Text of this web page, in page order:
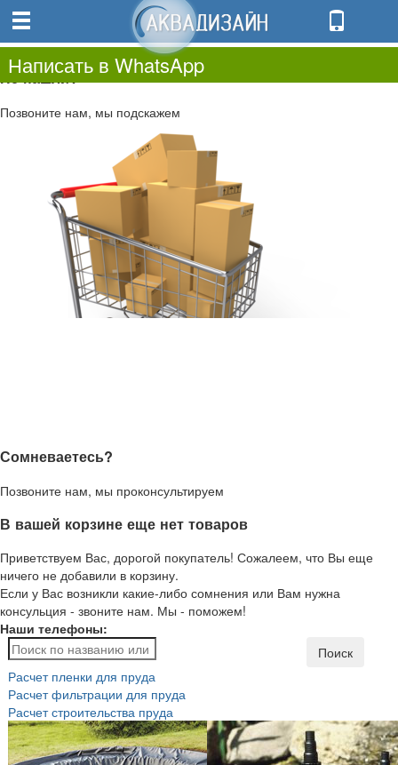
0.00
0
Не нашли?
Позвоните нам, мы подскажем
Сомневаетесь?
Позвоните нам, мы проконсультируем
В вашей корзине еще нет товаров
Приветствуем Вас, дорогой покупатель! Сожалеем, что Вы еще
ничего не добавили в корзину.
Если у Вас возникли какие-либо сомнения или Вам нужна
консульция - звоните нам. Мы - поможем!
Наши телефоны:
Написать в WhatsApp
Поиск
Расчет пленки для пруда
Расчет фильтрации для пруда
Расчет строительства пруда